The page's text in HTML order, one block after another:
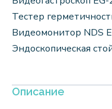
Тестер
Видеомонитор NDS
Эндоскопическая
Описание